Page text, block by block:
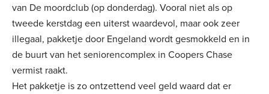
van De moordclub (op donderdag). Vooral niet als op
tweede kerstdag een uiterst waardevol, maar ook zeer
illegaal, pakketje door Engeland wordt gesmokkeld en in
de buurt van het seniorencomplex in Coopers Chase
vermist raakt.
Het pakketje is zo ontzettend veel geld waard dat er